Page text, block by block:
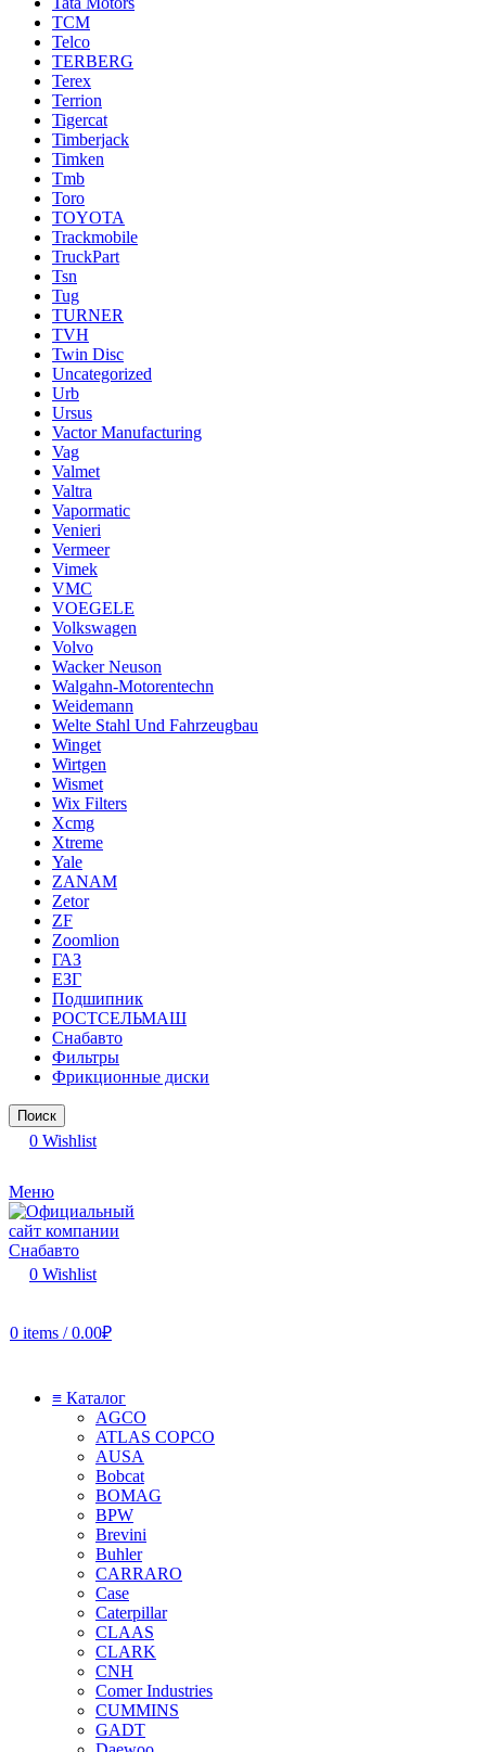
TCM
Telco
TERBERG
Terex
Terrion
Tigercat
Timberjack
Timken
Tmb
Toro
TOYOTA
Trackmobile
TruckPart
Tsn
Tug
TURNER
TVH
Twin Disc
Uncategorized
Urb
Ursus
Vactor Manufacturing
Vag
Valmet
Valtra
Vapormatic
Venieri
Vermeer
Vimek
VMC
VOEGELE
Volkswagen
Volvo
Wacker Neuson
Walgahn-Motorentechn
Weidemann
Welte Stahl Und Fahrzeugbau
Winget
Wirtgen
Wismet
Wix Filters
Xcmg
Xtreme
Yale
ZANAM
Zetor
ZF
Zoomlion
ГАЗ
ЕЗГ
Подшипник
РОСТСЕЛЬМАШ
Снабавто
Фильтры
Фрикционные диски
Поиск
0 Wishlist
Меню
0 Wishlist
0 items / 0.00₽
≡ Каталог
AGCO
ATLAS COPCO
AUSA
Bobcat
BOMAG
BPW
Brevini
Buhler
CARRARO
Case
Caterpillar
CLAAS
CLARK
CNH
Comer Industries
CUMMINS
GADT